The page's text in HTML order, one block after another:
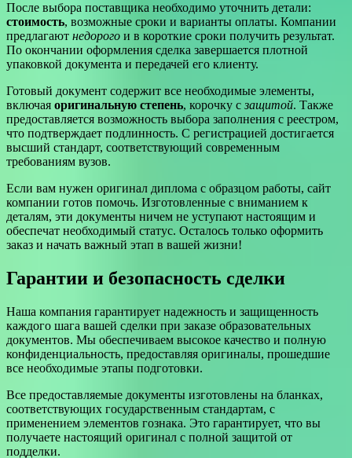
После выбора поставщика необходимо уточнить детали:
стоимость, возможные сроки и варианты оплаты. Компании
предлагают недорого и в короткие сроки получить результат.
По окончании оформления сделка завершается плотной
упаковкой документа и передачей его клиенту.
Готовый документ содержит все необходимые элементы,
включая оригинальную степень, корочку с защитой. Также
предоставляется возможность выбора заполнения с реестром,
что подтверждает подлинность. С регистрацией достигается
высший стандарт, соответствующий современным
требованиям вузов.
Если вам нужен оригинал диплома с образцом работы, сайт
компании готов помочь. Изготовленные с вниманием к
деталям, эти документы ничем не уступают настоящим и
обеспечат необходимый статус. Осталось только оформить
заказ и начать важный этап в вашей жизни!
Гарантии и безопасность сделки
Наша компания гарантирует надежность и защищенность
каждого шага вашей сделки при заказе образовательных
документов. Мы обеспечиваем высокое качество и полную
конфиденциальность, предоставляя оригиналы, прошедшие
все необходимые этапы подготовки.
Все предоставляемые документы изготовлены на бланках,
соответствующих государственным стандартам, с
применением элементов гознака. Это гарантирует, что вы
получаете настоящий оригинал с полной защитой от
подделки.